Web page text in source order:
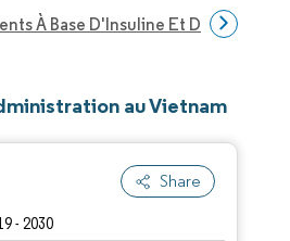
À Base D'Insuline Et Des
au Vietnam
Share
- 2030